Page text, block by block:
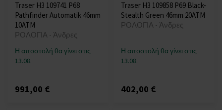
Traser H3 109741 P68
Pathfinder Automatik 46mm
10ATM
ΡΟΛΟΓΙΑ - Άνδρες
Η αποστολή θα γίνει στις
13.08.
991,00 €
Traser H3 109858 P69 Black-
Stealth Green 46mm 20ATM
ΡΟΛΟΓΙΑ - Άνδρες
Η αποστολή θα γίνει στις
13.08.
402,00 €